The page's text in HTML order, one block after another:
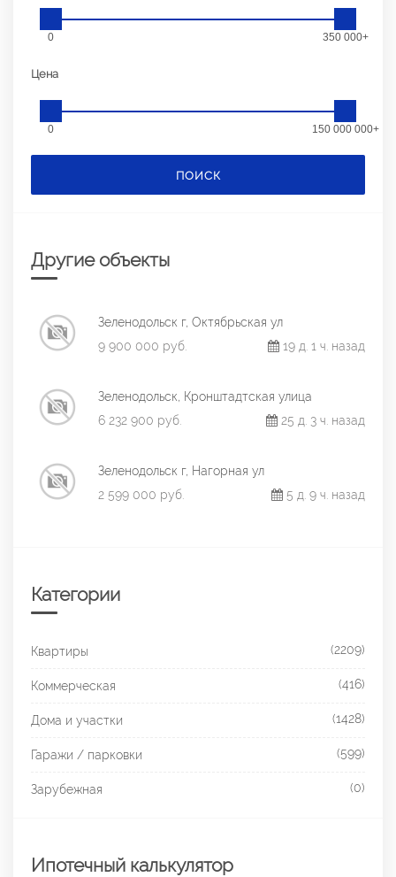
0 350 000+
Цена
0 150 000 000+
ПОИСК
Другие объекты
Зеленодольск г, Октябрьская ул
9 900 000 руб.
19 д. 1 ч. назад
Зеленодольск, Кронштадтская улица
6 232 900 руб.
25 д. 3 ч. назад
Зеленодольск г, Нагорная ул
2 599 000 руб.
5 д. 9 ч. назад
Категории
Квартиры (2209)
Коммерческая (416)
Дома и участки (1428)
Гаражи / парковки (599)
Зарубежная (0)
Ипотечный калькулятор